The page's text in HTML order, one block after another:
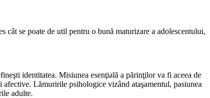
se poate de util pentru o bună maturizare a adolescentului,
identitatea. Misiunea esenţială a părinţilor va fi aceea de
Lămuririle psihologice vizând ataşamentul, pasiunea
adulte.